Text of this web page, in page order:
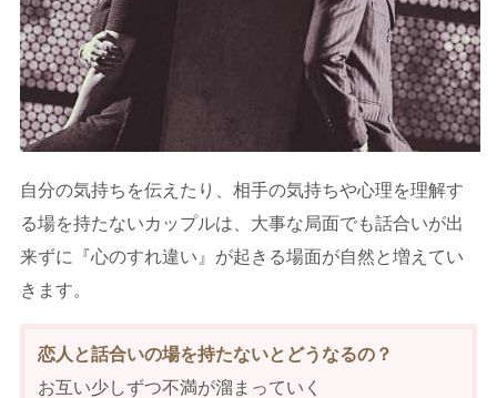
自分の気持ちを伝えたり、相手の気持ちや心理を理解す
る場を持たないカップルは、大事な局面でも話合いが出
来ずに『心のすれ違い』が起きる場面が自然と増えてい
きます。
恋人と話合いの場を持たないとどうなるの？
お互い少しずつ不満が溜まっていく